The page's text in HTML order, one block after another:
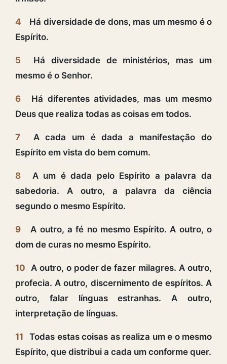
4
Há diversidade de dons, mas um mesmo é o
Espírito.
5
Há diversidade de ministérios, mas um
mesmo é o Senhor.
6
Há diferentes atividades, mas um mesmo
Deus que realiza todas as coisas em todos.
7
A cada um é dada a manifestação do
Espírito em vista do bem comum.
8
A um é dada pelo Espírito a palavra da
sabedoria. A outro, a palavra da ciência
segundo o mesmo Espírito.
9
A outro, a fé no mesmo Espírito. A outro, o
dom de curas no mesmo Espírito.
10
A outro, o poder de fazer milagres. A outro,
profecia. A outro, discernimento de espíritos. A
outro, falar línguas estranhas. A outro,
interpretação de línguas.
11
Todas estas coisas as realiza um e o mesmo
Espírito, que distribui a cada um conforme quer.